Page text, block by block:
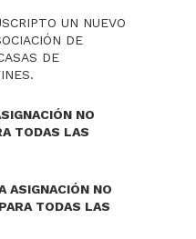
UN NUEVO
DE
DE
NO
TODAS LAS
ASIGNACIÓN NO
TODAS LAS